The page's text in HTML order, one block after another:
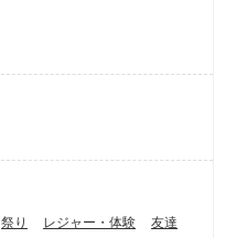
祭り レジャー・体験
友達